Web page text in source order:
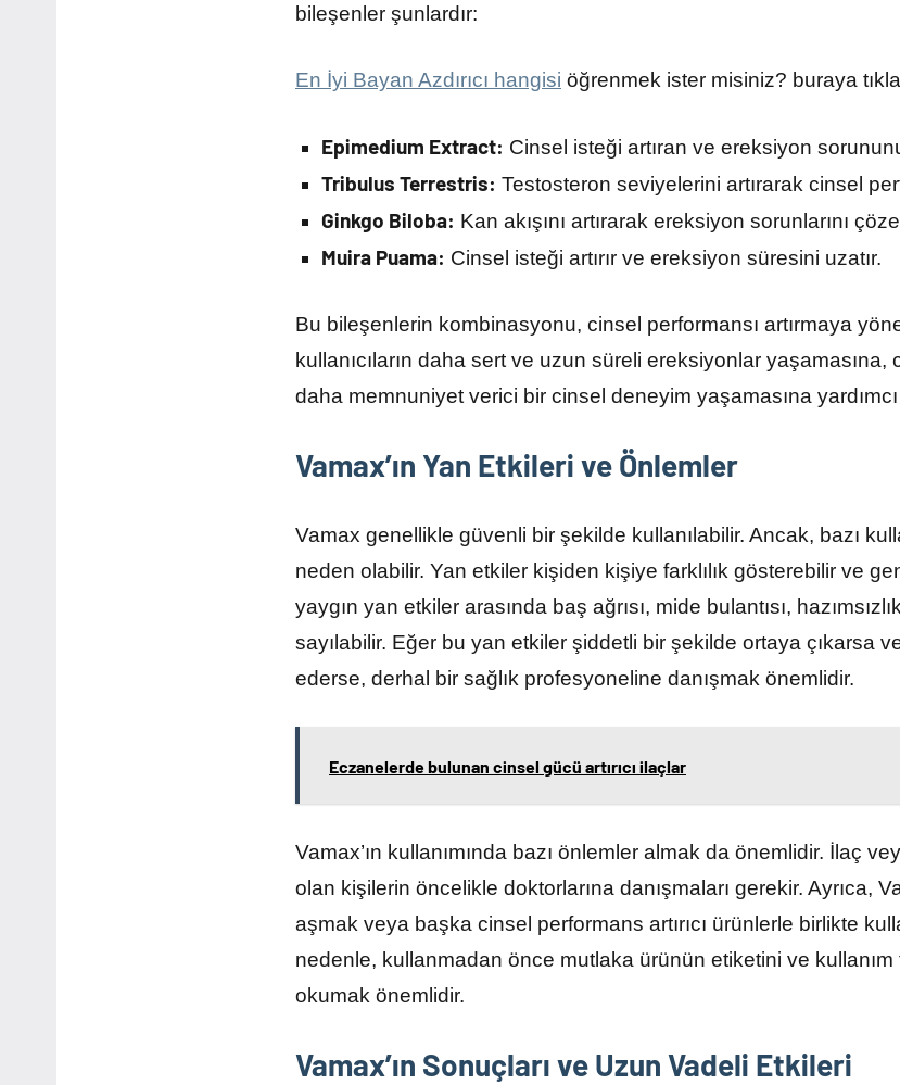
bileşenler şunlardır:
En İyi Bayan Azdırıcı hangisi öğrenmek ister misiniz? buraya
Epimedium Extract: Cinsel isteği artıran ve ereksiyon
Tribulus Terrestris: Testosteron seviyelerini artırarak cinsel
Ginkgo Biloba: Kan akışını artırarak ereksiyon sorunlarını
Muira Puama: Cinsel isteği artırır ve ereksiyon süresini uzatır.
Bu bileşenlerin kombinasyonu, cinsel performansı artırmaya
kullanıcıların daha sert ve uzun süreli ereksiyonlar yaşamasına,
daha memnuniyet verici bir cinsel deneyim yaşamasına
Vamax’ın Yan Etkileri ve Önlemler
Vamax genellikle güvenli bir şekilde kullanılabilir. Ancak, bazı
neden olabilir. Yan etkiler kişiden kişiye farklılık gösterebilir ve
yaygın yan etkiler arasında baş ağrısı, mide bulantısı,
sayılabilir. Eğer bu yan etkiler şiddetli bir şekilde ortaya çıkarsa
ederse, derhal bir sağlık profesyoneline danışmak önemlidir.
Eczanelerde bulunan cinsel gücü artırıcı ilaçlar
Vamax’ın kullanımında bazı önlemler almak da önemlidir. İlaç
olan kişilerin öncelikle doktorlarına danışmaları gerekir. Ayrıca,
aşmak veya başka cinsel performans artırıcı ürünlerle birlikte
nedenle, kullanmadan önce mutlaka ürünün etiketini ve kullanım
okumak önemlidir.
Vamax’ın Sonuçları ve Uzun Vadeli Etkileri